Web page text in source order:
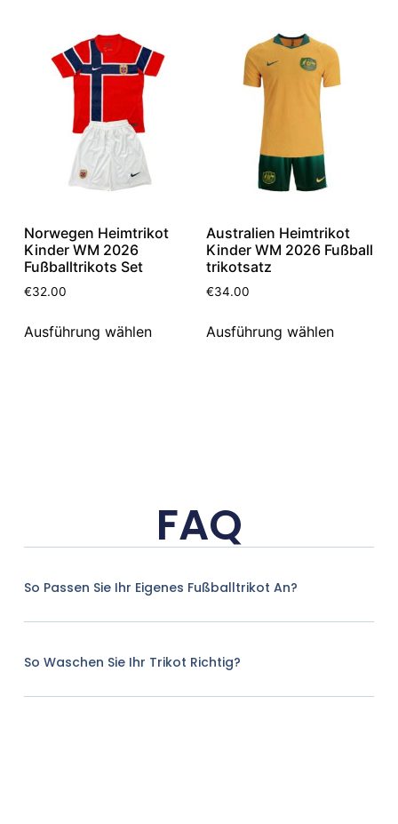
Norwegen Heimtrikot
Kinder WM 2026
Fußballtrikots Set
€32.00
Ausführung wählen
Australien Heimtrikot
Kinder WM 2026 Fußball
trikotsatz
€34.00
Ausführung wählen
FAQ
So Passen Sie Ihr Eigenes Fußballtrikot An?
So Waschen Sie Ihr Trikot Richtig?